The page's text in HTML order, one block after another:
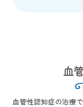
血
血管性認知症の治療